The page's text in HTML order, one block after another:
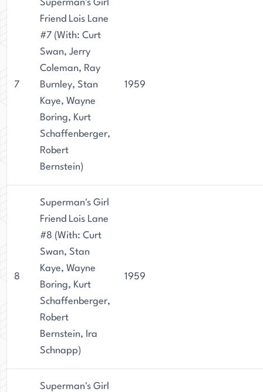
7
Superman's Girl
Friend Lois Lane
#7 (With: Curt
Swan, Jerry
Coleman, Ray
Burnley, Stan
Kaye, Wayne
Boring, Kurt
Schaffenberger,
Robert
Bernstein)
1959
8
Superman's Girl
Friend Lois Lane
#8 (With: Curt
Swan, Stan
Kaye, Wayne
Boring, Kurt
Schaffenberger,
Robert
Bernstein, Ira
Schnapp)
1959
Superman's Girl